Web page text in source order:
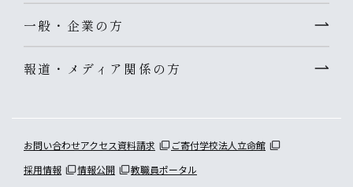
一般・企業の方
報道・メディア関係の方
お問い合わせアクセス資料請求 ご寄付学校法人立命館
採用情報
情報公開 教職員ポータル